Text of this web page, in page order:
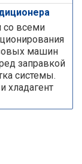
всеми
машин
заправкой
системы.
хладагент